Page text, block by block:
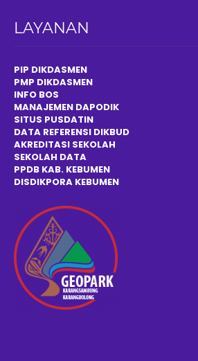
LAYANAN
PIP DIKDASMEN
PMP DIKDASMEN
INFO BOS
MANAJEMEN DAPODIK
SITUS PUSDATIN
DATA REFERENSI DIKBUD
AKREDITASI SEKOLAH
SEKOLAH DATA
PPDB KAB. KEBUMEN
DISDIKPORA KEBUMEN